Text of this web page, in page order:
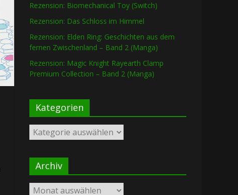
Rezension: Biomechanical Toy (Switch)
Rezension: Das Schloss im Himmel
Rezension: Elden Ring: Geschichten aus dem
fernen Zwischenland – Band 2 (Manga)
Rezension: Magic Knight Rayearth Clamp
Premium Collection – Band 2 (Manga)
Kategorien
Kategorien
Archiv
Archiv